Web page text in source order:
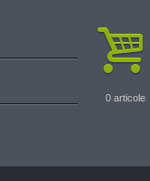
0 articole